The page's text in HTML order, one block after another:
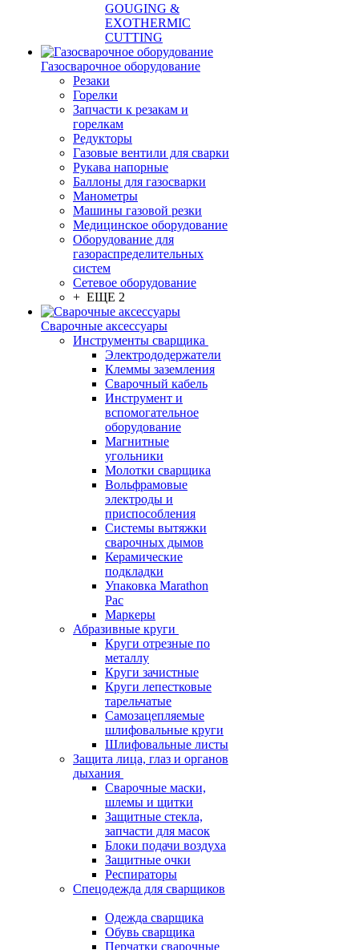
GOUGING &
EXOTHERMIC
CUTTING
Газосварочное оборудование
Резаки
Горелки
Запчасти к резакам и
горелкам
Редукторы
Газовые вентили для сварки
Рукава напорные
Баллоны для газосварки
Манометры
Машины газовой резки
Медицинское оборудование
Оборудование для
газораспределительных
систем
Сетевое оборудование
+ ЕЩЕ 2
Сварочные аксессуары
Инструменты сварщика
Электрододержатели
Клеммы заземления
Сварочный кабель
Инструмент и
вспомогательное
оборудование
Магнитные
угольники
Молотки сварщика
Вольфрамовые
электроды и
приспособления
Системы вытяжки
сварочных дымов
Керамические
подкладки
Упаковка Marathon
Pac
Маркеры
Абразивные круги
Круги отрезные по
металлу
Круги зачистные
Круги лепестковые
тарельчатые
Самозацепляемые
шлифовальные круги
Шлифовальные листы
Защита лица, глаз и органов
дыхания
Сварочные маски,
шлемы и щитки
Защитные стекла,
запчасти для масок
Блоки подачи воздуха
Защитные очки
Респираторы
Спецодежда для сварщиков
Одежда сварщика
Обувь сварщика
Перчатки сварочные